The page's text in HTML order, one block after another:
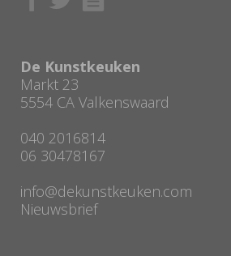
De Kunstkeuken
Markt 23
5554 CA Valkenswaard
040 2016814
06 30478167
info@dekunstkeuken.com
Nieuwsbrief